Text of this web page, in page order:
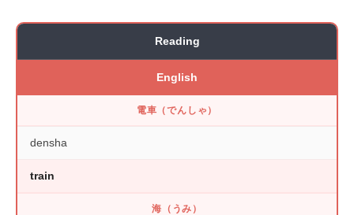
Reading
English
電車（でんしゃ）
densha
train
海（うみ）